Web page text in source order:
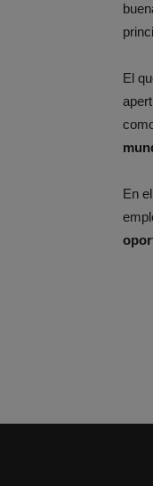
El
En